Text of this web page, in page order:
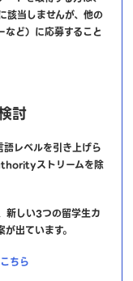
当しませんが、他の
ど）に応募すること
討
レベルを引き上げら
ストリームを除
新しい3つの留学生カ
が出ています。
こちら